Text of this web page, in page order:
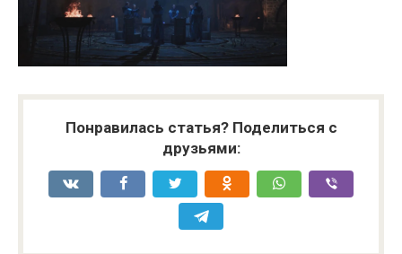
Понравилась статья? Поделиться с
друзьями: